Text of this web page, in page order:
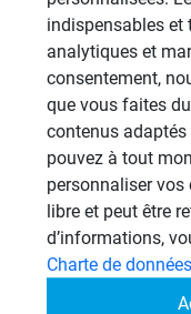
Autres questions
SC
Montage
40mm.
10/07/2026 à
JO
Collage
indispensables et
analytiques et
consentement,
que vous faites
contenus adaptés
pouvez à tout
personnaliser
libre et peut être
d’informations,
Charte de